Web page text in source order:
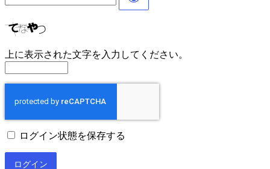
上に表示された文字を入力してください。
ログイン状態を保存する